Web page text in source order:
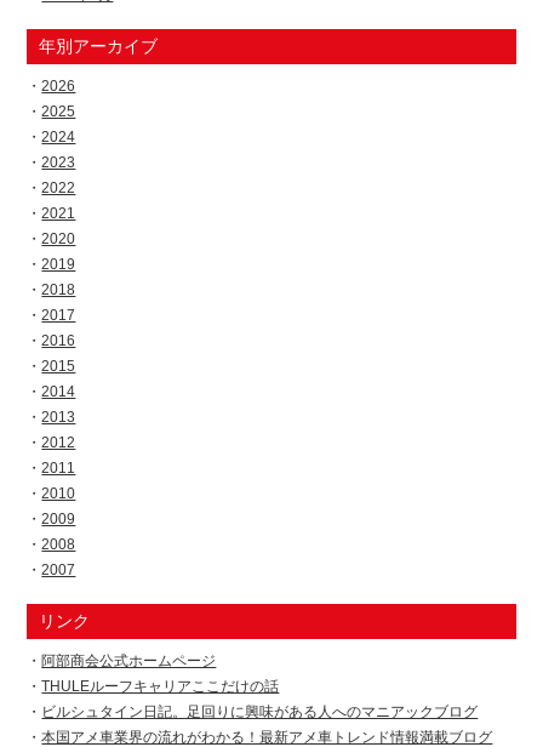
年別アーカイブ
2026
2025
2024
2023
2022
2021
2020
2019
2018
2017
2016
2015
2014
2013
2012
2011
2010
2009
2008
2007
リンク
阿部商会公式ホームページ
THULEルーフキャリアここだけの話
ビルシュタイン日記。足回りに興味がある人へのマニアックブログ
本国アメ車業界の流れがわかる！最新アメ車トレンド情報満載ブログ